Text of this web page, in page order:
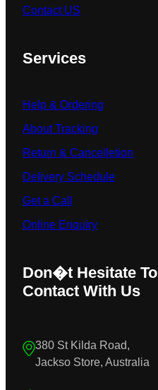
Contact US
Services
Help & Ordering
About Tracking
Return & Cancelletion
Delivery Schedule
Get a Call
Online Enquiry
Don�t Hesitate To
Contact With Us
380 St Kilda Road,
Jackso Store, Australia